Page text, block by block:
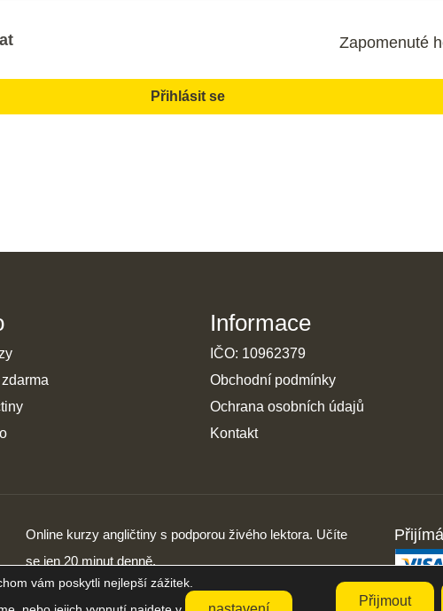
Zapomenuté
Přihlásit se
Informace
IČO: 10962379
Obchodní podmínky
Ochrana osobních údajů
Kontakt
Online kurzy angličtiny s podporou živého lektora. Učíte
se jen 20 minut denně.
vám poskytli nejlepší zážitek.
Přijmout